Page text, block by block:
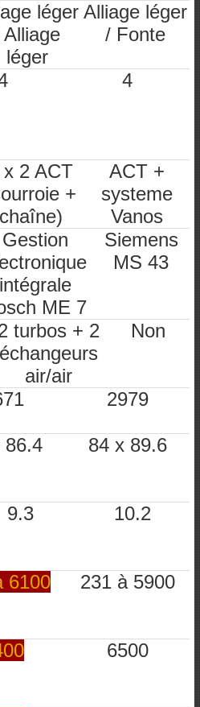
léger
Alliage
léger
Alliage léger
/ Fonte
4
x 2 ACT
+
chaîne)
ACT +
systeme
Vanos
Gestion
intégrale
ME 7
Siemens
MS 43
turbos + 2
échangeurs
air/air
Non
2979
86.4 84 x 89.6
9.3 10.2
6100 231 à 5900
6500